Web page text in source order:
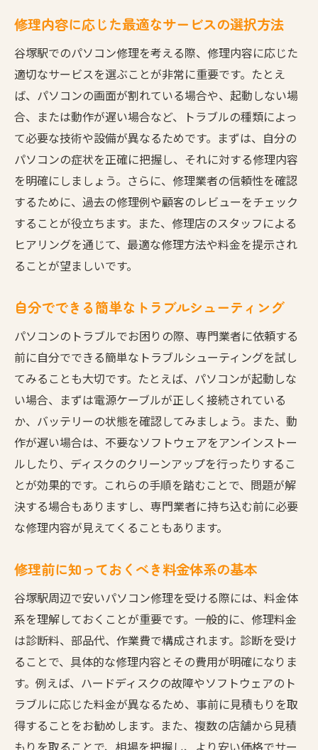
対策
店選び
混雑時を避けた修理依頼のタイミング
修理店の営業時間を活用した賢い依頼方法
地域特有のサービスや割引を活用
修理店の保険や保証の確認ポイント
事前予約でスムーズに修理を進める秘訣
事前見積もりで安心！パソコン修理の賢い利用
法
見積もりを取る際の重要な質問事項
追加料金発生のリスクを未然に防ぐ方法
見積もり比較で適正価格を見極める
修理内容の詳細確認とそのポイント
見積もり後の交渉で得られるメリット
パソコン修理でデータ保護を優先するためのチ
ェックリスト
修理前に必ず行うべきデータバックアップ
データ漏洩防止のための基本対策
修理中のデータ取り扱いについての確認事
項
信頼できるデータ復旧オプションの確認
データ保護を強化する追加サービスの利用
低価格で安心！谷塚駅のパソコン修理サービス
地域密着型の修理店の強みと魅力
口コミで評判の高い店舗の紹介
リーズナブルな価格設定のサービス分析
他店との料金比較で見つけるお得情報
修理内容に応じた最適なサービスの選択方法
谷塚駅でのパソコン修理を考える際、修理内容に応じた
適切なサービスを選ぶことが非常に重要です。たとえ
ば、パソコンの画面が割れている場合や、起動しない場
合、または動作が遅い場合など、トラブルの種類によっ
て必要な技術や設備が異なるためです。まずは、自分の
パソコンの症状を正確に把握し、それに対する修理内容
を明確にしましょう。さらに、修理業者の信頼性を確認
するために、過去の修理例や顧客のレビューをチェック
することが役立ちます。また、修理店のスタッフによる
ヒアリングを通じて、最適な修理方法や料金を提示され
ることが望ましいです。
自分でできる簡単なトラブルシューティング
パソコンのトラブルでお困りの際、専門業者に依頼する
前に自分でできる簡単なトラブルシューティングを試し
てみることも大切です。たとえば、パソコンが起動しな
い場合、まずは電源ケーブルが正しく接続されている
か、バッテリーの状態を確認してみましょう。また、動
作が遅い場合は、不要なソフトウェアをアンインストー
ルしたり、ディスクのクリーンアップを行ったりするこ
とが効果的です。これらの手順を踏むことで、問題が解
決する場合もありますし、専門業者に持ち込む前に必要
な修理内容が見えてくることもあります。
修理前に知っておくべき料金体系の基本
谷塚駅周辺で安いパソコン修理を受ける際には、料金体
系を理解しておくことが重要です。一般的に、修理料金
は診断料、部品代、作業費で構成されます。診断を受け
ることで、具体的な修理内容とその費用が明確になりま
す。例えば、ハードディスクの故障やソフトウェアのト
ラブルに応じた料金が異なるため、事前に見積もりを取
得することをお勧めします。また、複数の店舗から見積
もりを取ることで、相場を把握し、より安い価格でサー